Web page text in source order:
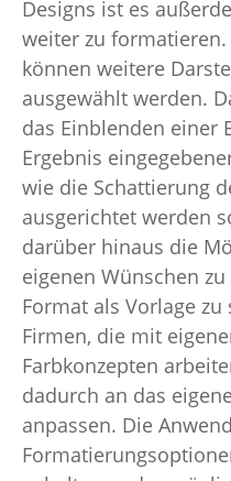
Designs ist es
weiter zu
können weitere
ausgewählt werden.
das Einblenden einer
Ergebnis
wie die Schattierung
ausgerichtet werden
darüber hinaus die
eigenen Wünschen
Format als Vorlage
Firmen, die mit
Farbkonzepten
dadurch an das
anpassen. Die